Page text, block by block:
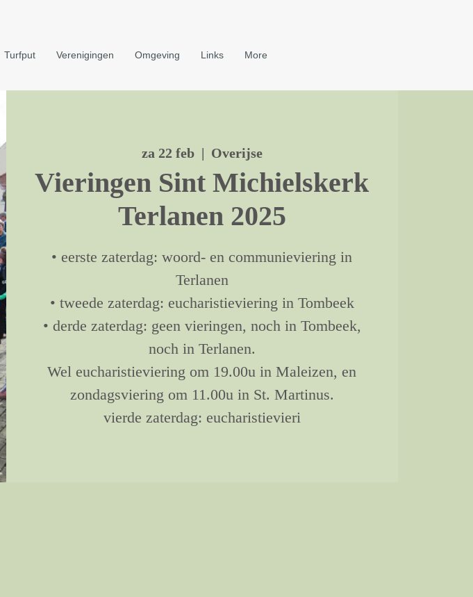
Turfput Verenigingen Omgeving Links More
za 22 feb
  |
Overijse
Vieringen Sint Michielskerk
Terlanen 2025
• eerste zaterdag: woord- en communieviering in
Terlanen
• tweede zaterdag: eucharistieviering in Tombeek
• derde zaterdag: geen vieringen, noch in Tombeek,
noch in Terlanen.
Wel eucharistieviering om 19.00u in Maleizen, en
zondagsviering om 11.00u in St. Martinus.
vierde zaterdag: eucharistievieri